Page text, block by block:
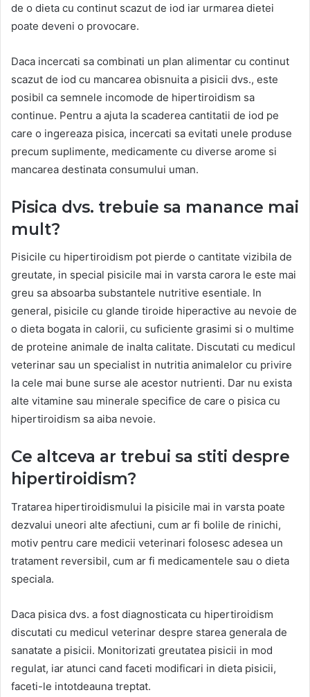
de o dieta cu continut scazut de iod iar urmarea dietei
poate deveni o provocare.
Daca incercati sa combinati un plan alimentar cu continut
scazut de iod cu mancarea obisnuita a pisicii dvs., este
posibil ca semnele incomode de hipertiroidism sa
continue. Pentru a ajuta la scaderea cantitatii de iod pe
care o ingereaza pisica, incercati sa evitati unele produse
precum suplimente, medicamente cu diverse arome si
mancarea destinata consumului uman.
Pisica dvs. trebuie sa manance mai
mult?
Pisicile cu hipertiroidism pot pierde o cantitate vizibila de
greutate, in special pisicile mai in varsta carora le este mai
greu sa absoarba substantele nutritive esentiale. In
general, pisicile cu glande tiroide hiperactive au nevoie de
o dieta bogata in calorii, cu suficiente grasimi si o multime
de proteine animale de inalta calitate. Discutati cu medicul
veterinar sau un specialist in nutritia animalelor cu privire
la cele mai bune surse ale acestor nutrienti. Dar nu exista
alte vitamine sau minerale specifice de care o pisica cu
hipertiroidism sa aiba nevoie.
Ce altceva ar trebui sa stiti despre
hipertiroidism?
Tratarea hipertiroidismului la pisicile mai in varsta poate
dezvalui uneori alte afectiuni, cum ar fi bolile de rinichi,
motiv pentru care medicii veterinari folosesc adesea un
tratament reversibil, cum ar fi medicamentele sau o dieta
speciala.
Daca pisica dvs. a fost diagnosticata cu hipertiroidism
discutati cu medicul veterinar despre starea generala de
sanatate a pisicii. Monitorizati greutatea pisicii in mod
regulat, iar atunci cand faceti modificari in dieta pisicii,
faceti-le intotdeauna treptat.